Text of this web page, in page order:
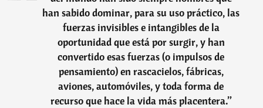
han sabido dominar, para su uso práctico, las
fuerzas invisibles e intangibles de la
oportunidad que está por surgir, y han
convertido esas fuerzas (o impulsos de
pensamiento) en rascacielos, fábricas,
aviones, automóviles, y toda forma de
recurso que hace la vida más placentera.”